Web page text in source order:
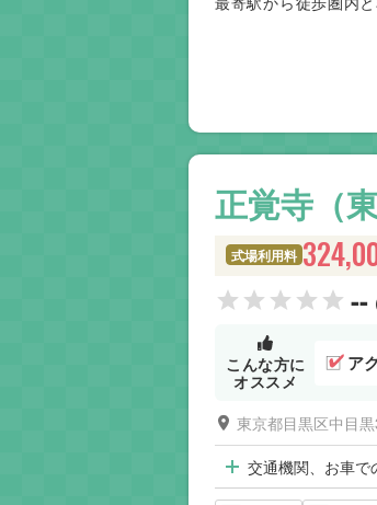
正覚寺（
式場利用料
--
こんな方に
オススメ
ア
東京都目黒区中目
交通機関、お車で